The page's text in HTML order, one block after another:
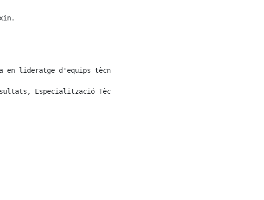
lideratge d'equips tècnics en empreses d'activitat productiva
Especialització Tècnica.